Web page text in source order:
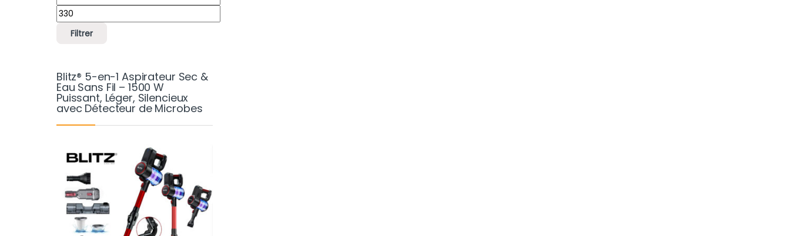
Filtrer
Blitz® 5-en-1 Aspirateur Sec &
Eau Sans Fil – 1500 W
Puissant, Léger, Silencieux
avec Détecteur de Microbes